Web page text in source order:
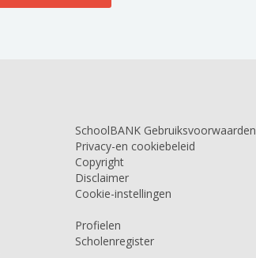
SchoolBANK Gebruiksvoorwaarden
Privacy-en cookiebeleid
Copyright
Disclaimer
Cookie-instellingen
Profielen
Scholenregister